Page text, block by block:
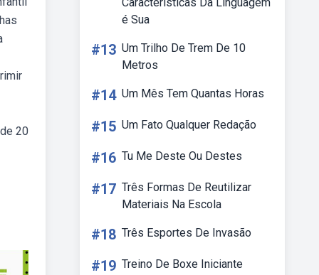
20
é Sua
#13 Um Trilho De Trem De 10
Metros
#14 Um Mês Tem Quantas Horas
#15 Um Fato Qualquer Redação
#16 Tu Me Deste Ou Destes
#17 Três Formas De Reutilizar
Materiais Na Escola
#18 Três Esportes De Invasão
#19 Treino De Boxe Iniciante